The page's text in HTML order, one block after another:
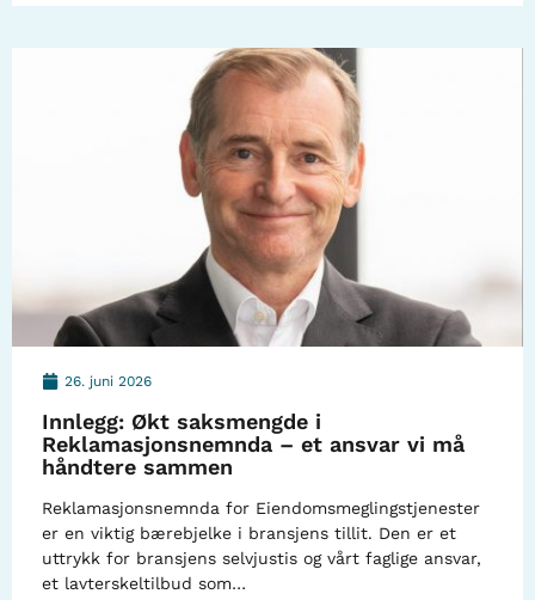
26. juni 2026
Innlegg: Økt saksmengde i
Reklamasjonsnemnda – et ansvar vi må
håndtere sammen
Reklamasjonsnemnda for Eiendomsmeglingstjenester
er en viktig bærebjelke i bransjens tillit. Den er et
uttrykk for bransjens selvjustis og vårt faglige ansvar,
et lavterskeltilbud som…